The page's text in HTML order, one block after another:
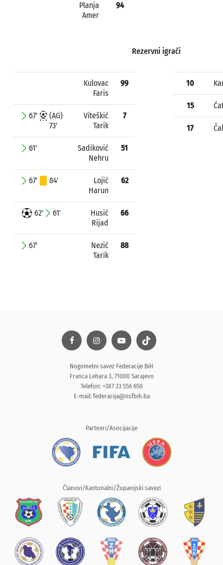
Planja
Amer
94
Rezervni igrači
Kulovac
Faris
99
67'
(AG)
73'
Viteškić
Tarik
7
61'
Sadiković
Nehru
51
67' 84'
Lojić
Harun
62
62' 61'
Husić
Rijad
66
67'
Nezić
Tarik
88
10
15
17
Nogometni savez Federacije BiH
Franca Lehara 3, 71000 Sarajevo
Telefon: +387 33 556 650
E-mail: federacija@nsfbih.ba
Partneri/Asocijacije
Članovi/Kantonalni/Županijski savezi